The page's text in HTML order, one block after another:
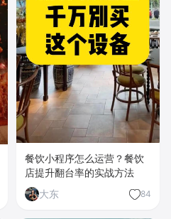
餐饮小程序怎么运营？餐饮
店提升翻台率的实战方法
大东
84